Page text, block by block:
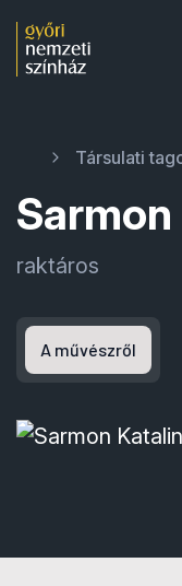
Társulati
raktáros
A művészről